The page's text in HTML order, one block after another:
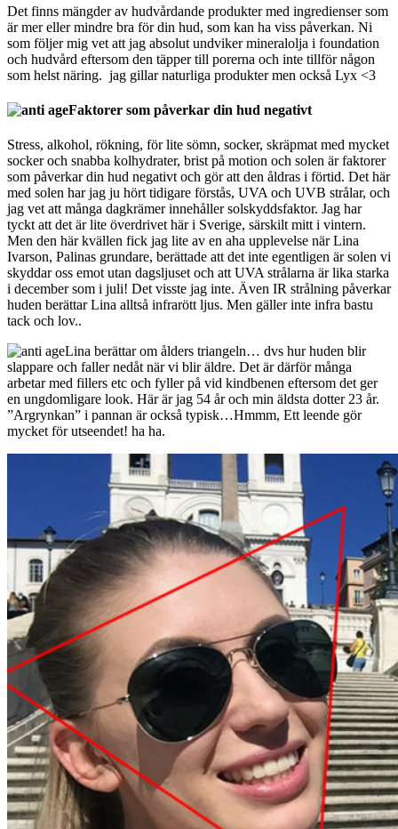
Det finns mängder av hudvårdande produkter med ingredienser som
är mer eller mindre bra för din hud, som kan ha viss påverkan. Ni
som följer mig vet att jag absolut undviker mineralolja i foundation
och hudvård eftersom den täpper till porerna och inte tillför någon
som helst näring. jag gillar naturliga produkter men också Lyx <3
Faktorer som påverkar din hud negativt
Stress, alkohol, rökning, för lite sömn, socker, skräpmat med mycket
socker och snabba kolhydrater, brist på motion och solen är faktorer
som påverkar din hud negativt och gör att den åldras i förtid. Det här
med solen har jag ju hört tidigare förstås, UVA och UVB strålar, och
jag vet att många dagkrämer innehåller solskyddsfaktor. Jag har
tyckt att det är lite överdrivet här i Sverige, särskilt mitt i vintern.
Men den här kvällen fick jag lite av en aha upplevelse när Lina
Ivarson, Palinas grundare, berättade att det inte egentligen är solen vi
skyddar oss emot utan dagsljuset och att UVA strålarna är lika starka
i december som i juli! Det visste jag inte. Även IR strålning påverkar
huden berättar Lina alltså infrarött ljus. Men gäller inte infra bastu
tack och lov..
Lina berättar om ålders triangeln… dvs hur huden blir
slappare och faller nedåt när vi blir äldre. Det är därför många
arbetar med fillers etc och fyller på vid kindbenen eftersom det ger
en ungdomligare look. Här är jag 54 år och min äldsta dotter 23 år.
”Argrynkan” i pannan är också typisk…Hmmm, Ett leende gör
mycket för utseendet! ha ha.